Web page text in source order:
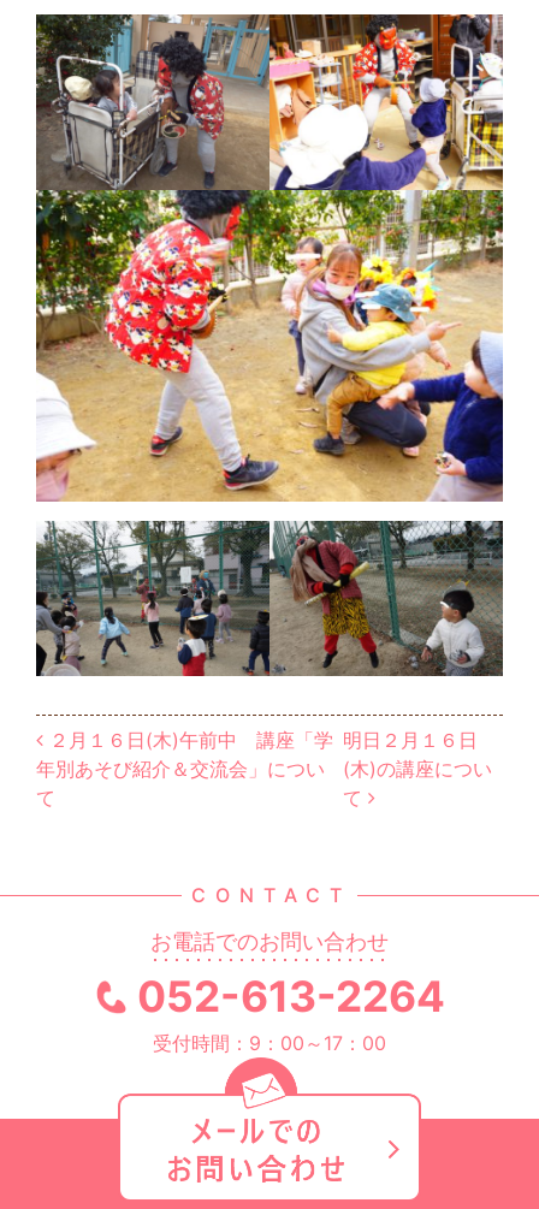
投稿ナビゲーション
２月１６日(木)午前中 講座「学
年別あそび紹介＆交流会」につい
て
明日２月１６日
(木)の講座につい
て
CONTACT
お電話でのお問い合わせ
052-613-2264
受付時間：9：00～17：00